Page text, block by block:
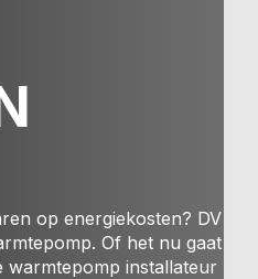
op energiekosten? DV
Of het nu gaat
warmtepomp installateur